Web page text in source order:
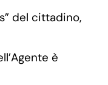
del cittadino,
è